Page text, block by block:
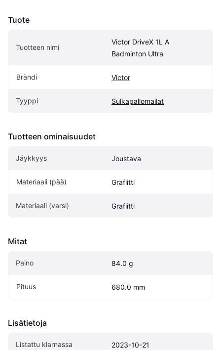
Tuote
Tuotteen nimi
Victor DriveX 1L A
Badminton Ultra
Brändi Victor
Tyyppi Sulkapallomailat
Tuotteen ominaisuudet
Jäykkyys Joustava
Materiaali (pää) Grafiitti
Materiaali (varsi) Grafiitti
Mitat
Paino 84.0 g
Pituus 680.0 mm
Lisätietoja
Listattu klarnassa 2023-10-21